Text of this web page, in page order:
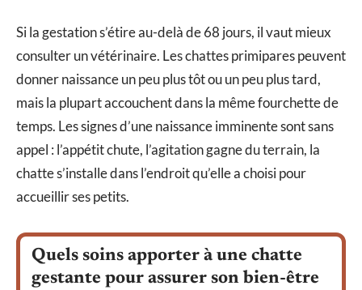
Si la gestation s’étire au-delà de 68 jours, il vaut mieux
consulter un vétérinaire. Les chattes primipares peuvent
donner naissance un peu plus tôt ou un peu plus tard,
mais la plupart accouchent dans la même fourchette de
temps. Les signes d’une naissance imminente sont sans
appel : l’appétit chute, l’agitation gagne du terrain, la
chatte s’installe dans l’endroit qu’elle a choisi pour
accueillir ses petits.
Quels soins apporter à une chatte
gestante pour assurer son bien-être